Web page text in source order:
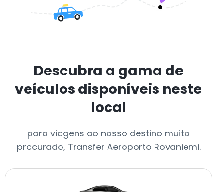
Descubra a gama de
veículos disponíveis neste
local
para viagens ao nosso destino muito
procurado, Transfer Aeroporto Rovaniemi.